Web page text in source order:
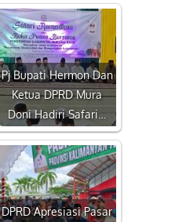
Pj Bupati Hermon Dan
Ketua DPRD Mura
Doni Hadiri Safari…
DPRD Apresiasi Pasar